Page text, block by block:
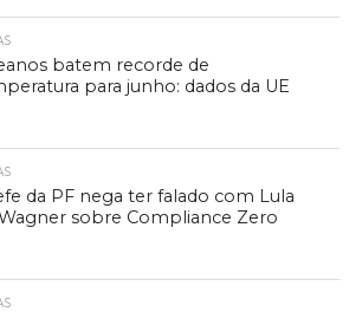
batem recorde de
para junho: dados da UE
da PF nega ter falado com Lula
sobre Compliance Zero